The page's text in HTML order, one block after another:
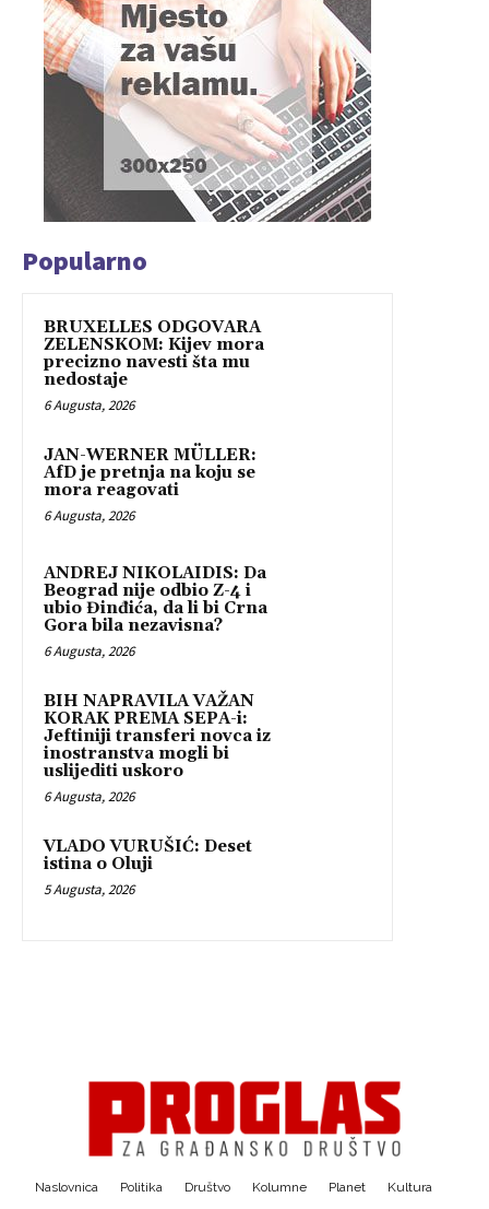
Popularno
BRUXELLES ODGOVARA
ZELENSKOM: Kijev mora
precizno navesti šta mu
nedostaje
6 Augusta, 2026
JAN-WERNER MÜLLER:
AfD je pretnja na koju se
mora reagovati
6 Augusta, 2026
ANDREJ NIKOLAIDIS: Da
Beograd nije odbio Z-4 i
ubio Đinđića, da li bi Crna
Gora bila nezavisna?
6 Augusta, 2026
BIH NAPRAVILA VAŽAN
KORAK PREMA SEPA-i:
Jeftiniji transferi novca iz
inostranstva mogli bi
uslijediti uskoro
6 Augusta, 2026
VLADO VURUŠIĆ: Deset
istina o Oluji
5 Augusta, 2026
Naslovnica Politika Društvo Kolumne Planet
Kultura